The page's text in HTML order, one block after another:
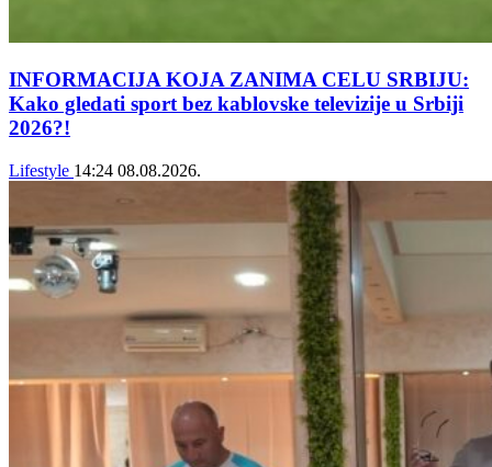
INFORMACIJA KOJA ZANIMA CELU SRBIJU:
Kako gledati sport bez kablovske televizije u Srbiji
2026?!
Lifestyle 14:24 08.08.2026.